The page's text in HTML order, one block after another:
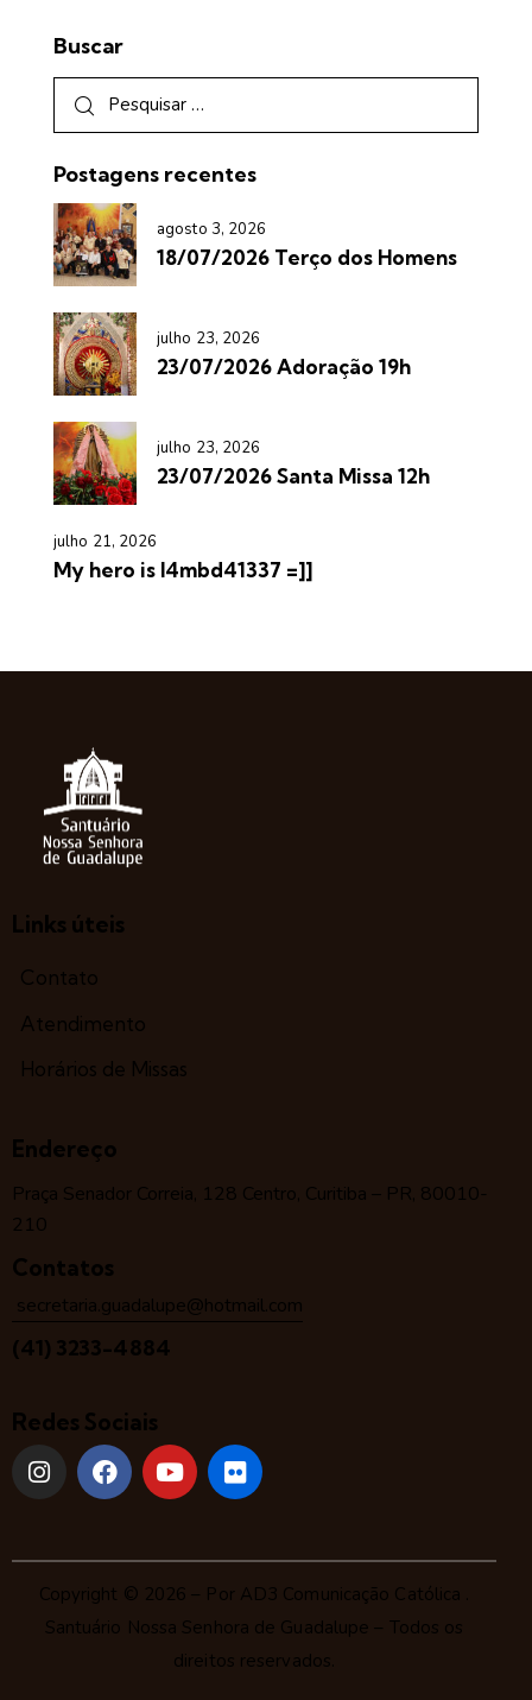
Buscar
Postagens recentes
agosto 3, 2026
18/07/2026 Terço dos Homens
julho 23, 2026
23/07/2026 Adoração 19h
julho 23, 2026
23/07/2026 Santa Missa 12h
julho 21, 2026
My hero is l4mbd41337 =]]
Links úteis
Contato
Atendimento
Horários de Missas
Endereço
Praça Senador Correia, 128 Centro, Curitiba – PR, 80010-
210
Contatos
secretaria.guadalupe@hotmail.com
(41) 3233-4884
Redes Sociais
Copyright © 2026 – Por AD3 Comunicação Católica .
Santuário Nossa Senhora de Guadalupe – Todos os
direitos reservados.